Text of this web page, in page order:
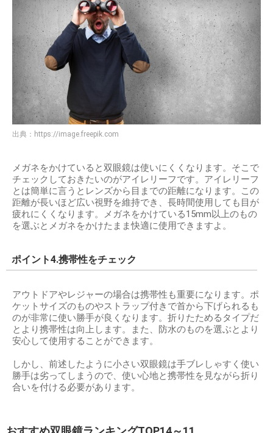
出典： https://image.freepik.com
メガネをかけていると双眼鏡は使いにくくなります。そこで
チェックしておきたいのがアイレリーフです。アイレリーフ
とは簡単に言うとレンズから目までの距離になります。この
距離が長いほど広い視野を維持でき、長時間使用しても目が
疲れにくくなります。メガネをかけている15mm以上のもの
を選ぶとメガネをかけたまま快適に使用できますよ。
ポイント4.携帯性をチェック
アウトドアやレジャーの場合は携帯性も重要になります。ポ
ケットサイズのものやストラップ付きで首から下げられるも
のが非常に使い勝手が良くなります。折りたためるタイプだ
とより携帯性は向上します。また、防水のものを選ぶとより
安心して使用することができます。
しかし、前述したように小さい双眼鏡は手ブレしゃすく使い
勝手は劣ってしまうので、使い心地と携帯性を見ながら折り
合いを付ける必要があります。